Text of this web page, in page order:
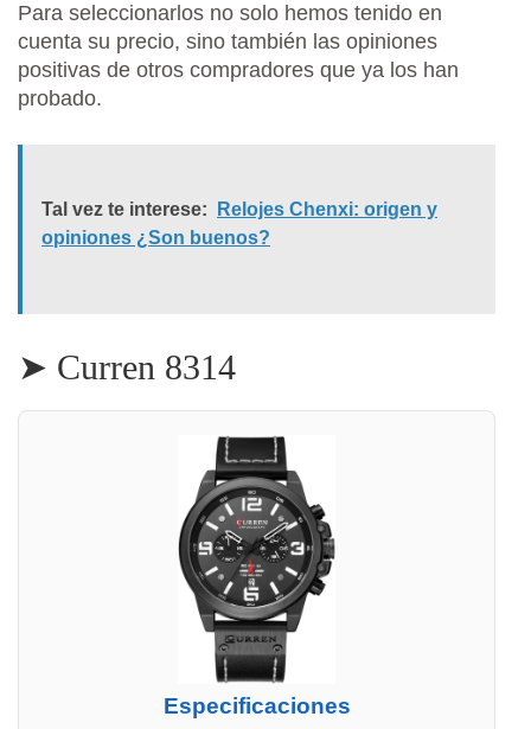
Para seleccionarlos no solo hemos tenido en
cuenta su precio, sino también las opiniones
positivas de otros compradores que ya los han
probado.
Tal vez te interese:
Relojes Chenxi: origen y
opiniones ¿Son buenos?
➤ Curren 8314
Especificaciones